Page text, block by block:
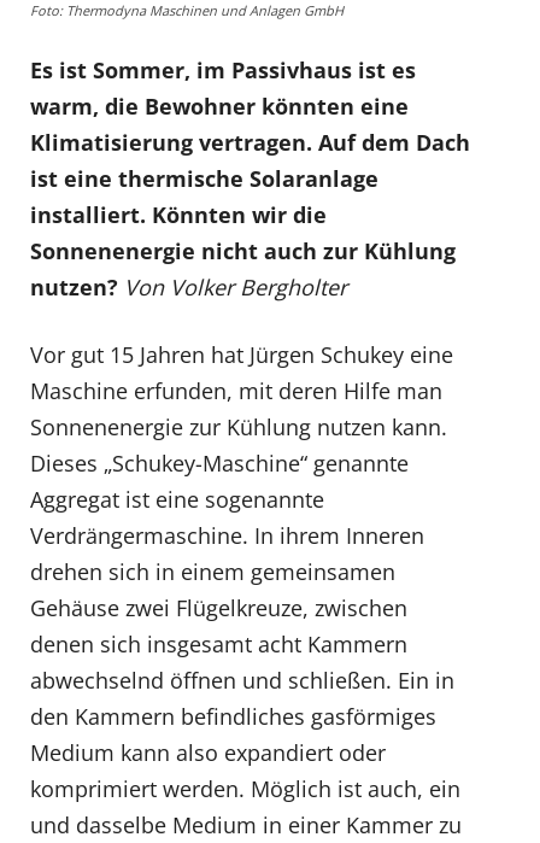
Foto: Thermodyna Maschinen und Anlagen GmbH
Es ist Sommer, im Passivhaus ist es
warm, die Bewohner könnten eine
Klimatisierung vertragen. Auf dem Dach
ist eine thermische Solaranlage
installiert. Könnten wir die
Sonnenenergie nicht auch zur Kühlung
nutzen? Von Volker Bergholter
Vor gut 15 Jahren hat Jürgen Schukey eine
Maschine erfunden, mit deren Hilfe man
Sonnenenergie zur Kühlung nutzen kann.
Dieses „Schukey-Maschine“ genannte
Aggregat ist eine sogenannte
Verdrängermaschine. In ihrem Inneren
drehen sich in einem gemeinsamen
Gehäuse zwei Flügelkreuze, zwischen
denen sich insgesamt acht Kammern
abwechselnd öffnen und schließen. Ein in
den Kammern befindliches gasförmiges
Medium kann also expandiert oder
komprimiert werden. Möglich ist auch, ein
und dasselbe Medium in einer Kammer zu